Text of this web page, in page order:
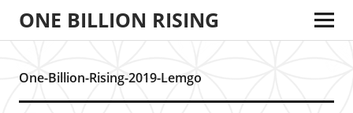
ONE BILLION RISING
One-Billion-Rising-2019-Lemgo